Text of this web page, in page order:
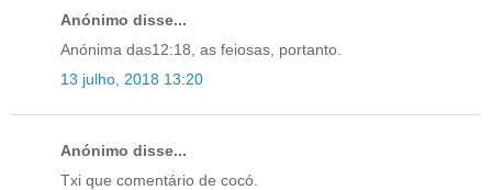
Anónimo disse...
Anónima das12:18, as feiosas, portanto.
13 julho, 2018 13:20
Anónimo disse...
Txi que comentário de cocó.